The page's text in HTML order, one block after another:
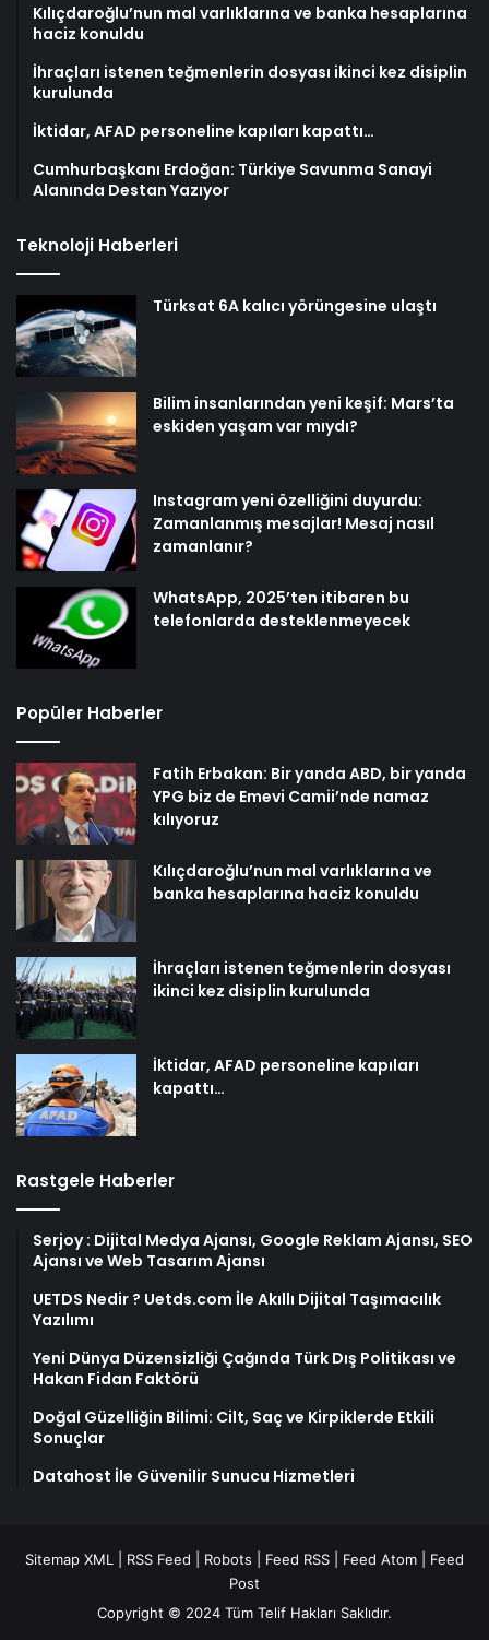
Kılıçdaroğlu’nun mal varlıklarına ve banka hesaplarına
haciz konuldu
İhraçları istenen teğmenlerin dosyası ikinci kez disiplin
kurulunda
İktidar, AFAD personeline kapıları kapattı…
Cumhurbaşkanı Erdoğan: Türkiye Savunma Sanayi
Alanında Destan Yazıyor
Teknoloji Haberleri
Türksat 6A kalıcı yörüngesine ulaştı
Bilim insanlarından yeni keşif: Mars’ta
eskiden yaşam var mıydı?
Instagram yeni özelliğini duyurdu:
Zamanlanmış mesajlar! Mesaj nasıl
zamanlanır?
WhatsApp, 2025’ten itibaren bu
telefonlarda desteklenmeyecek
Popüler Haberler
Fatih Erbakan: Bir yanda ABD, bir yanda
YPG biz de Emevi Camii’nde namaz
kılıyoruz
Kılıçdaroğlu’nun mal varlıklarına ve
banka hesaplarına haciz konuldu
İhraçları istenen teğmenlerin dosyası
ikinci kez disiplin kurulunda
İktidar, AFAD personeline kapıları
kapattı…
Rastgele Haberler
Serjoy : Dijital Medya Ajansı, Google Reklam Ajansı, SEO
Ajansı ve Web Tasarım Ajansı
UETDS Nedir ? Uetds.com İle Akıllı Dijital Taşımacılık
Yazılımı
Yeni Dünya Düzensizliği Çağında Türk Dış Politikası ve
Hakan Fidan Faktörü
Doğal Güzelliğin Bilimi: Cilt, Saç ve Kirpiklerde Etkili
Sonuçlar
Datahost İle Güvenilir Sunucu Hizmetleri
Sitemap XML RSS Feed Robots Feed RSS Feed Atom
Feed
Post
Copyright © 2024 Tüm Telif Hakları Saklıdır.